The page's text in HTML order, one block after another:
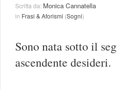
Scritta da: Monica Cannatella
in Frasi & Aforismi (Sogni)
Sono nata sotto il
ascendente desideri.